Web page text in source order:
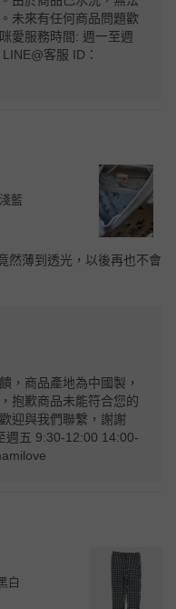
未來有任何商品問題歡
愛服務時間: 週一至週
客服 ID：
藍
然薄到透光，以後再也不會
，商品產地為中國製，
抱歉商品未能符合您的
迎與我們聯繫，謝謝
週五 9:30-12:00 14:00-
白